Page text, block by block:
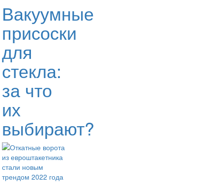
Вакуумные
присоски
для
стекла:
за что
их
выбирают?